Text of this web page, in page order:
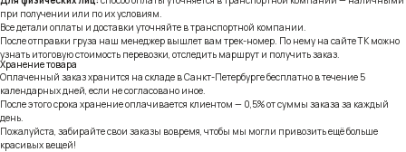
при получении или по их условиям.
Все детали оплаты и доставки уточняйте в транспортной компании.
После отправки груза наш менеджер вышлет вам трек-номер. По нему на сайте ТК можно
узнать итоговую стоимость перевозки, отследить маршрут и получить заказ.
Хранение товара
Оплаченный заказ хранится на складе в Санкт-Петербурге бесплатно в течение 5
календарных дней, если не согласовано иное.
После этого срока хранение оплачивается клиентом — 0,5% от суммы заказа за каждый
день.
Пожалуйста, забирайте свои заказы вовремя, чтобы мы могли привозить ещё больше
красивых вещей!